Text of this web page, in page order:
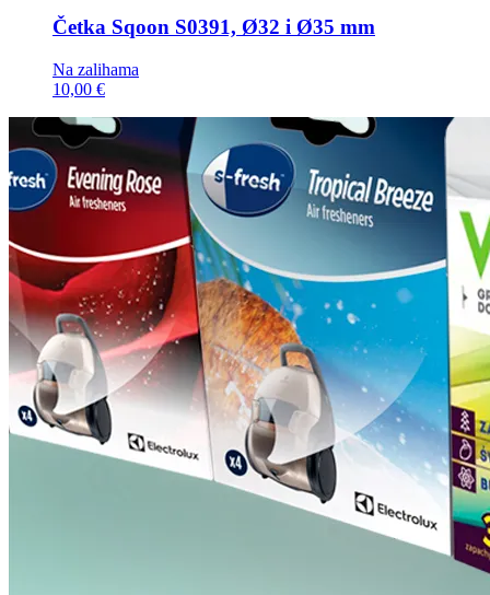
Četka Sqoon S0391, Ø32 i Ø35 mm
Na zalihama
10,00 €